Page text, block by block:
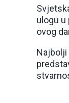
ulogu u
ovog
Najbolji